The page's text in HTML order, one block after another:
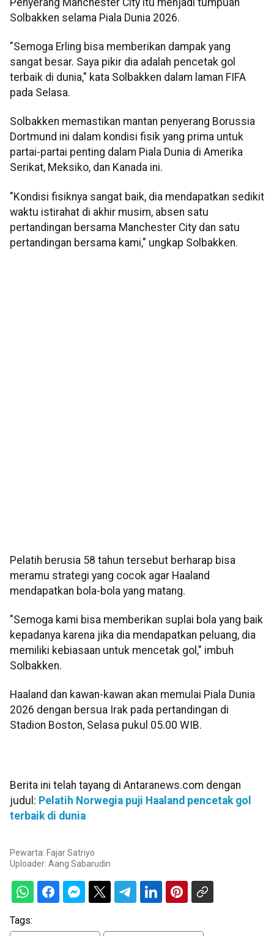
Solbakken selama Piala Dunia 2026.
"Semoga Erling bisa memberikan dampak yang
sangat besar. Saya pikir dia adalah pencetak gol
terbaik di dunia," kata Solbakken dalam laman FIFA
pada Selasa.
Solbakken memastikan mantan penyerang Borussia
Dortmund ini dalam kondisi fisik yang prima untuk
partai-partai penting dalam Piala Dunia di Amerika
Serikat, Meksiko, dan Kanada ini.
"Kondisi fisiknya sangat baik, dia mendapatkan sedikit
waktu istirahat di akhir musim, absen satu
pertandingan bersama Manchester City dan satu
pertandingan bersama kami," ungkap Solbakken.
Pelatih berusia 58 tahun tersebut berharap bisa
meramu strategi yang cocok agar Haaland
mendapatkan bola-bola yang matang.
"Semoga kami bisa memberikan suplai bola yang baik
kepadanya karena jika dia mendapatkan peluang, dia
memiliki kebiasaan untuk mencetak gol," imbuh
Solbakken.
Haaland dan kawan-kawan akan memulai Piala Dunia
2026 dengan bersua Irak pada pertandingan di
Stadion Boston, Selasa pukul 05.00 WIB.
Berita ini telah tayang di Antaranews.com dengan
judul: Pelatih Norwegia puji Haaland pencetak gol
terbaik di dunia
Pewarta: Fajar Satriyo
Uploader: Aang Sabarudin
Tags: